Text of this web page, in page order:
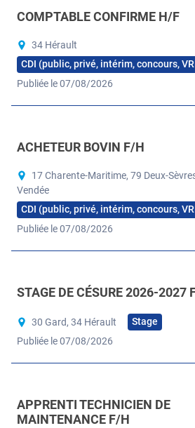
COMPTABLE CONFIRME H/F
34 Hérault
CDI (public, privé, intérim, concours,
Publiée le 07/08/2026
ACHETEUR BOVIN F/H
17 Charente-Maritime, 79 Deux-
Vendée
CDI (public, privé, intérim, concours,
Publiée le 07/08/2026
STAGE DE CÉSURE 2026-2027
30 Gard, 34 Hérault
Stage
Publiée le 07/08/2026
APPRENTI TECHNICIEN DE
MAINTENANCE F/H